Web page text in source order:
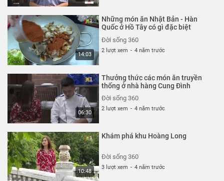
14:03
Những món ăn Nhật Bản - Hàn
Quốc ở Hồ Tây có gì đặc biệt
Đời sống 360
2 lượt xem - 4 năm trước
06:30
Thưởng thức các món ăn truyền
thống ở nhà hàng Cung Đình
Đời sống 360
2 lượt xem - 4 năm trước
10:48
Khám phá khu Hoàng Long
Đời sống 360
3 lượt xem - 4 năm trước